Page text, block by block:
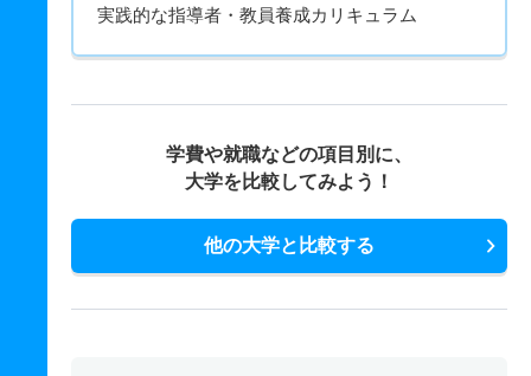
実践的な指導者・教員養成カリキュラム
学費や就職などの項目別に、
大学を比較してみよう！
他の大学と比較する